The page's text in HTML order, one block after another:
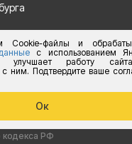
Cookie-файлы и
с использованием
улучшает работу
с ним. Подтвердите ваше
Ок
2015-2026 г.
носит ознакомительный
офертой, определяемой
кодекса РФ